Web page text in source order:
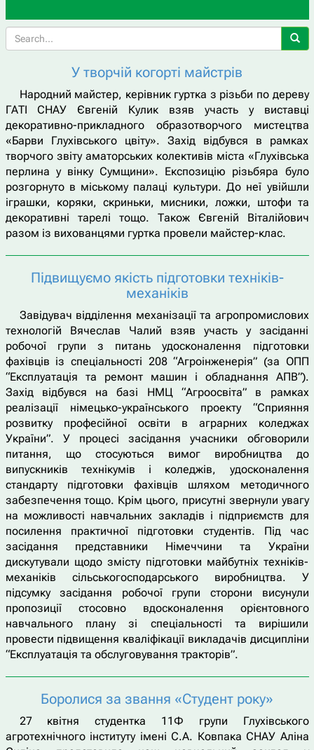
У творчій когорті майстрів
Народний майстер, керівник гуртка з різьби по дереву
ГАТІ СНАУ Євгеній Кулик взяв участь у виставці
декоративно-прикладного образотворчого мистецтва
«Барви Глухівського цвіту». Захід відбувся в рамках
творчого звіту аматорських колективів міста «Глухівська
перлина у вінку Сумщини». Експозицію різьбяра було
розгорнуто в міському палаці культури. До неї увійшли
іграшки, коряки, скриньки, мисники, ложки, штофи та
декоративні тарелі тощо. Також Євгеній Віталійович
разом із вихованцями гуртка провели майстер-клас.
Підвищуємо якість підготовки техніків-
механіків
Завідувач відділення механізації та агропромислових
технологій Вячеслав Чалий взяв участь у засіданні
робочої групи з питань удосконалення підготовки
фахівців із спеціальності 208 “Агроінженерія” (за ОПП
“Експлуатація та ремонт машин і обладнання АПВ”).
Захід відбувся на базі НМЦ “Агроосвіта” в рамках
реалізації німецько-українського проекту “Сприяння
розвитку професійної освіти в аграрних коледжах
України”. У процесі засідання учасники обговорили
питання, що стосуються вимог виробництва до
випускників технікумів і коледжів, удосконалення
стандарту підготовки фахівців шляхом методичного
забезпечення тощо. Крім цього, присутні звернули увагу
на можливості навчальних закладів і підприємств для
посилення практичної підготовки студентів. Під час
засідання представники Німеччини та України
дискутували щодо змісту підготовки майбутніх техніків-
механіків сільськогосподарського виробництва. У
підсумку засідання робочої групи сторони висунули
пропозиції стосовно вдосконалення орієнтовного
навчального плану зі спеціальності та вирішили
провести підвищення кваліфікації викладачів дисципліни
“Експлуатація та обслуговування тракторів”.
Боролися за звання «Студент року»
27 квітня студентка 11Ф групи Глухівського
агротехнічного інституту імені С.А. Ковпака СНАУ Аліна